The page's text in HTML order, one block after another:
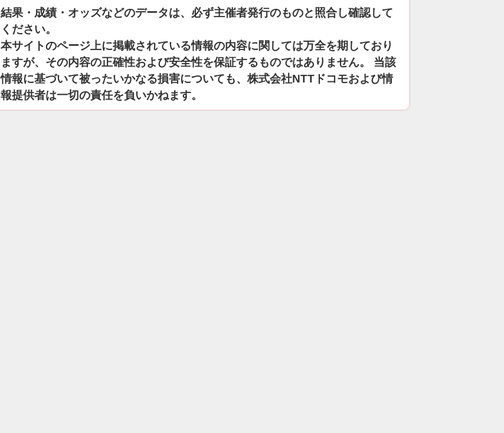
結果・成績・オッズなどのデータは、必ず主催者発行のものと照合し確認して
ください。
本サイトのページ上に掲載されている情報の内容に関しては万全を期しており
ますが、その内容の正確性および安全性を保証するものではありません。 当該
情報に基づいて被ったいかなる損害についても、株式会社NTTドコモおよび情
報提供者は一切の責任を負いかねます。